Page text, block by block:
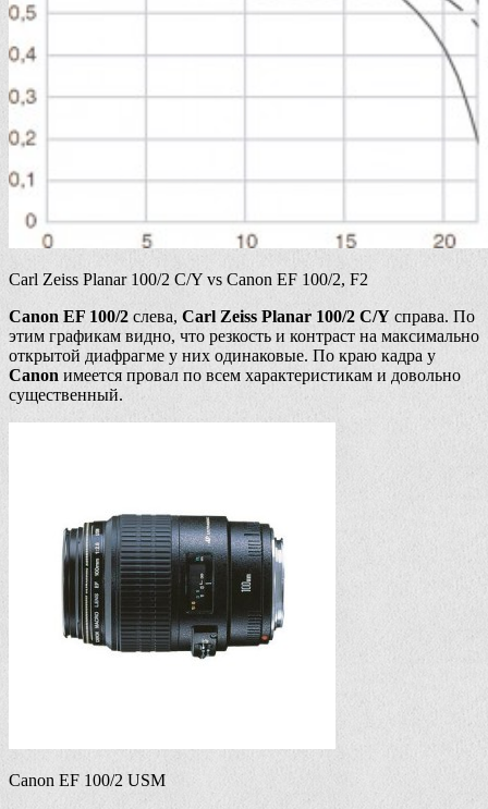
Carl Zeiss Planar 100/2 C/Y vs Canon EF 100/2, F2
Canon EF 100/2 слева, Carl Zeiss Planar 100/2 C/Y справа. По
этим графикам видно, что резкость и контраст на максимально
открытой диафрагме у них одинаковые. По краю кадра у
Canon имеется провал по всем характеристикам и довольно
существенный.
Canon EF 100/2 USM